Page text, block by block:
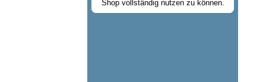
Shop vollständig nutzen zu können.